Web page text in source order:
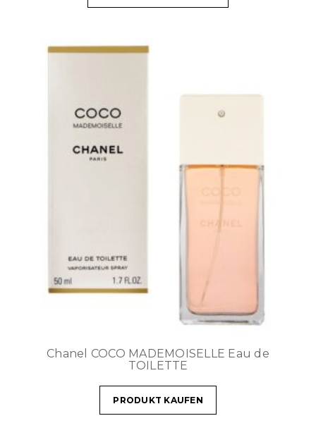
Chanel COCO MADEMOISELLE Eau de
TOILETTE
PRODUKT KAUFEN